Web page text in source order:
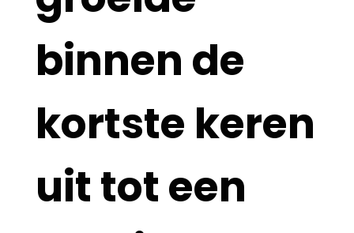
binnen de
kortste keren
uit tot een